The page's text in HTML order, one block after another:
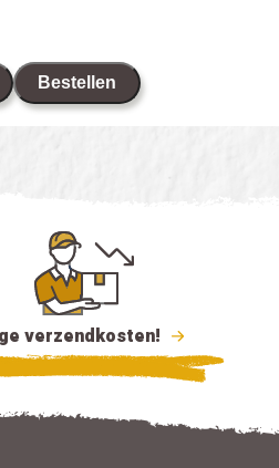
Bestellen
verzendkosten!